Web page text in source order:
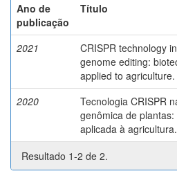
Ano de
publicação
Título
2021
CRISPR technology
genome editing:
applied to agriculture.
2020
Tecnologia CRISPR
genômica de
aplicada à agricultura.
Resultado 1-2 de 2.